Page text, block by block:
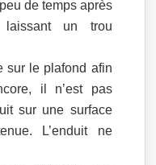
de temps après
laissant un trou
sur le plafond afin
il n’est pas
sur une surface
L’enduit ne